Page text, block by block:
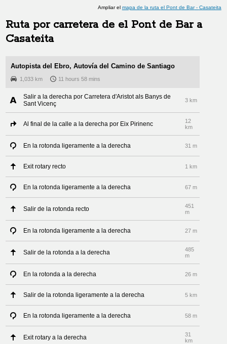
Ampliar el mapa de la ruta el Pont de Bar- Casateita
Ruta por carretera de el Pont de Bara
Casateita
Autopista del Ebro, Autovía del Camino de Santiago
1,033 km 11 hours 58 mins
Salir a la derecha por Carretera d'Aristot als Banys de
Sant Vicenç
3 km
Al final de la calle a la derecha por Eix Pirinenc
12
km
En la rotonda ligeramente a la derecha 31 m
Exit rotary recto 1 km
En la rotonda ligeramente a la derecha 67 m
Salir de la rotonda recto
451
m
En la rotonda ligeramente a la derecha 27 m
Salir de la rotonda a la derecha
485
m
En la rotonda a la derecha 26 m
Salir de la rotonda ligeramente a la derecha 5 km
En la rotonda ligeramente a la derecha 58 m
Exit rotary a la derecha
31
km